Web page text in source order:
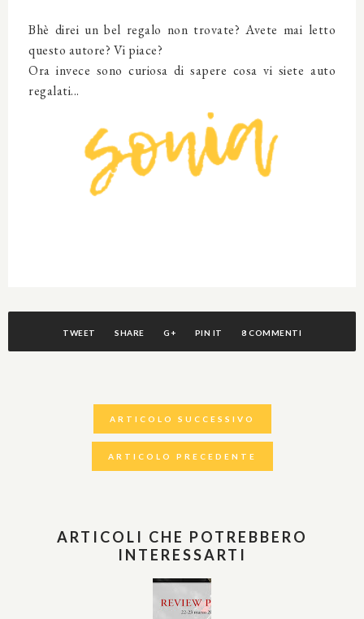
Bhè direi un bel regalo non trovate? Avete mai letto
questo autore? Vi piace?
Ora invece sono curiosa di sapere cosa vi siete auto
regalati...
TWEET SHARE G+ PIN IT 8 COMMENTI
ARTICOLO SUCCESSIVO
ARTICOLO PRECEDENTE
ARTICOLI CHE POTREBBERO
INTERESSARTI